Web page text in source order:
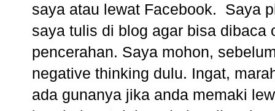
saya atau lewat Facebook. Saya
saya tulis di blog agar bisa dibaca
pencerahan. Saya mohon,
negative thinking dulu. Ingat,
ada gunanya jika anda memaki